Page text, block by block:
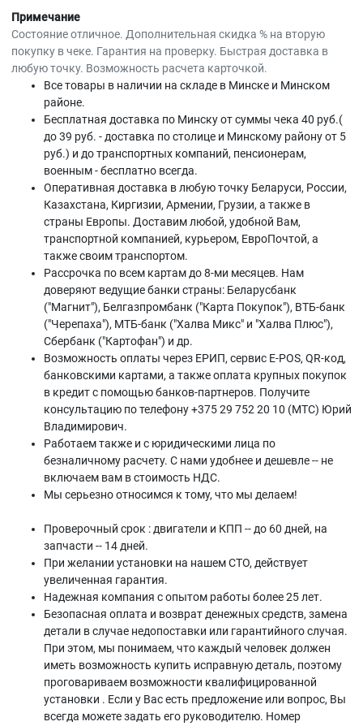
Примечание
Состояние отличное. Дополнительная скидка % на вторую
покупку в чеке. Гарантия на проверку. Быстрая доставка в
любую точку. Возможность расчета карточкой.
Все товары в наличии на складе в Минскe и Минском
районе.
Бесплатная доставка по Минску от суммы чека 40 руб.(
до 39 руб. - доставка по столице и Минскому району от 5
руб.) и до транспортных компаний, пенсионерам,
военным - бесплатно всегда.
Оперативная доставка в любую точку Беларуси, России,
Казахстана, Киргизии, Армении, Грузии, а также в
страны Европы. Доставим любой, удобной Вам,
транспортной компанией, курьером, ЕвроПочтой, а
также своим транспортом.
Рассрочка по всем картам до 8-ми месяцев. Нам
доверяют ведущие банки страны: Беларусбанк
("Магнит"), Белгазпромбанк ("Карта Покупок"), ВТБ-банк
("Черепаха"), МТБ-банк ("Халва Микс" и "Халва Плюс"),
Сбербанк ("Картофан") и др.
Возможность оплаты через ЕРИП, сервис E-POS, QR-код,
банковскими картами, а также оплата крупных покупок
в кредит с помощью банков-партнеров. Получите
консультацию по телефону +375 29 752 20 10 (МТС) Юрий
Владимирович.
Работаем также и с юридическими лица по
безналичному расчету. С нами удобнее и дешевле -- не
включаем вам в стоимость НДС.
Мы серьезно относимся к тому, что мы делаем!
Проверочный срок : двигатели и КПП -- до 60 дней, на
запчасти -- 14 дней.
При желании установки на нашем СТО, действует
увеличенная гарантия.
Надежная компания с опытом работы более 25 лет.
Безопасная оплата и возврат денежных средств, замена
детали в случае недопоставки или гарантийного случая.
При этом, мы понимаем, что каждый человек должен
иметь возможность купить исправную деталь, поэтому
проговариваем возможности квалифицированной
установки . Если у Вас есть предложение или вопрос, Вы
всегда можете задать его руководителю. Номер